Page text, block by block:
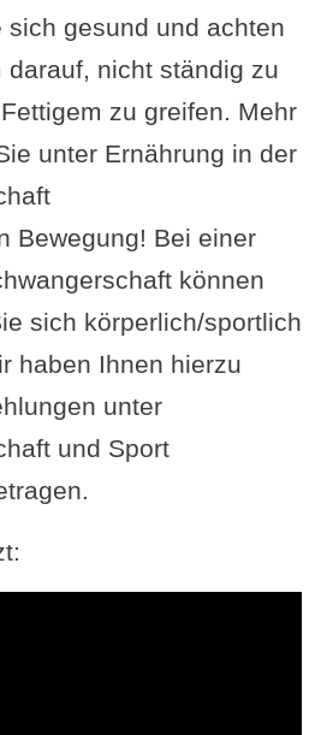
sich gesund und achten
darauf, nicht ständig zu
zu greifen. Mehr
unter Ernährung in der
Bewegung! Bei einer
können
sich körperlich/sportlich
haben Ihnen hierzu
unter
und Sport